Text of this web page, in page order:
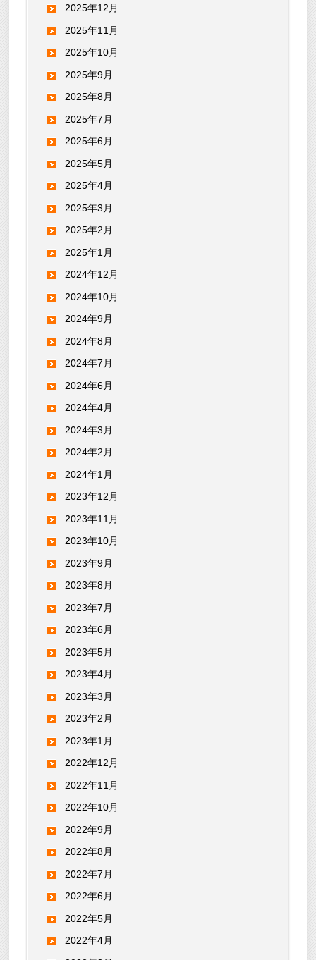
2025年12月
2025年11月
2025年10月
2025年9月
2025年8月
2025年7月
2025年6月
2025年5月
2025年4月
2025年3月
2025年2月
2025年1月
2024年12月
2024年10月
2024年9月
2024年8月
2024年7月
2024年6月
2024年4月
2024年3月
2024年2月
2024年1月
2023年12月
2023年11月
2023年10月
2023年9月
2023年8月
2023年7月
2023年6月
2023年5月
2023年4月
2023年3月
2023年2月
2023年1月
2022年12月
2022年11月
2022年10月
2022年9月
2022年8月
2022年7月
2022年6月
2022年5月
2022年4月